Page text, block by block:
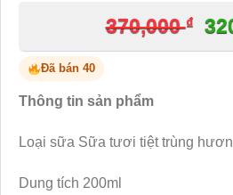
370,000₫
Đã bán 40
Thông tin sản phẩm
Loại sữa Sữa tươi tiệt trùng
Dung tích 200ml